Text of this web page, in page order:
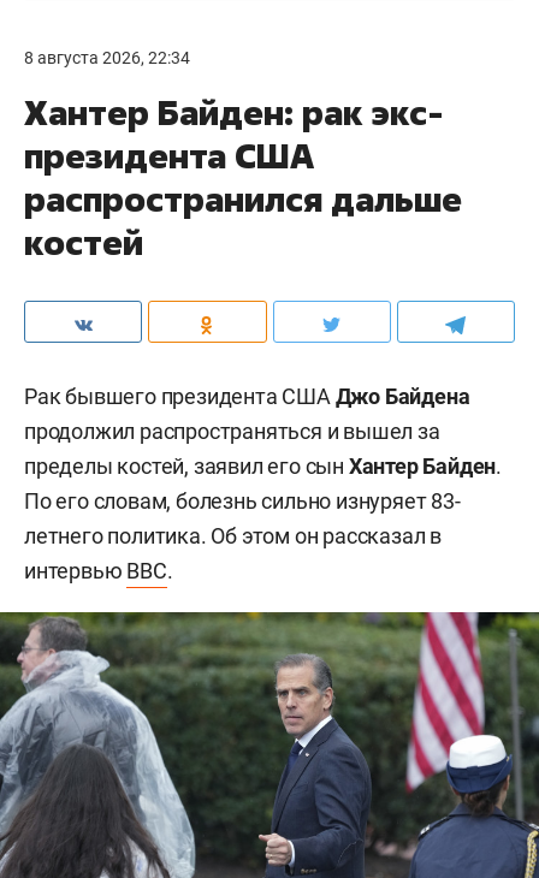
8 августа 2026, 22:34
Хантер Байден: рак экс-
президента США
распространился дальше
костей
Рак бывшего президента СШАДжо Байдена
продолжил распространяться и вышел за
пределы костей, заявил его сын Хантер Байден.
По его словам, болезнь сильно изнуряет 83-
летнего политика. Об этом он рассказал в
интервью BBC.